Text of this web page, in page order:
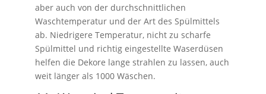
aber auch von der durchschnittlichen
Waschtemperatur und der Art des Spülmittels
ab. Niedrigere Temperatur, nicht zu scharfe
Spülmittel und richtig eingestellte Waserdüsen
helfen die Dekore lange strahlen zu lassen, auch
weit länger als 1000 Wäschen.